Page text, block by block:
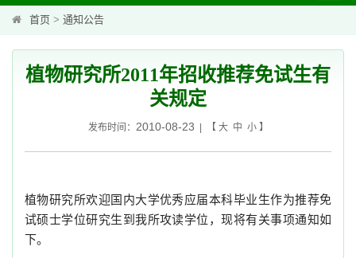
首页 > 通知公告
植物研究所2011年招收推荐免试生有
关规定
发布时间： 2010-08-23 | 【 大 中 小】
植物研究所欢迎国内大学优秀应届本科毕业生作为推荐免
试硕士学位研究生到我所攻读学位，现将有关事项通知如
下。